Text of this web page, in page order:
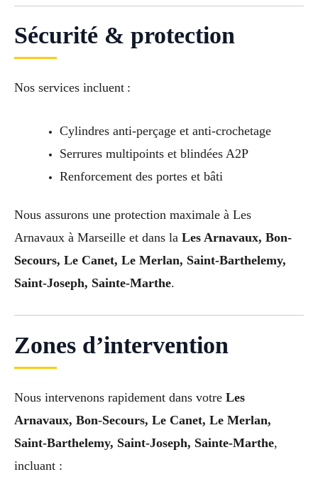
Sécurité & protection
Nos services incluent :
Cylindres anti-perçage et anti-crochetage
Serrures multipoints et blindées A2P
Renforcement des portes et bâti
Nous assurons une protection maximale à Les
Arnavaux à Marseille et dans la Les Arnavaux, Bon-
Secours, Le Canet, Le Merlan, Saint-Barthelemy,
Saint-Joseph, Sainte-Marthe.
Zones d’intervention
Nous intervenons rapidement dans votre Les
Arnavaux, Bon-Secours, Le Canet, Le Merlan,
Saint-Barthelemy, Saint-Joseph, Sainte-Marthe,
incluant :